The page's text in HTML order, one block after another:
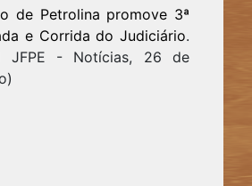
de Petrolina promove 3ª
e Corrida do Judiciário.
JFPE - Notícias, 26 de